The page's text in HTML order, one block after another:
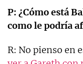
P: ¿Cómo está
como le podría
R: No pienso en